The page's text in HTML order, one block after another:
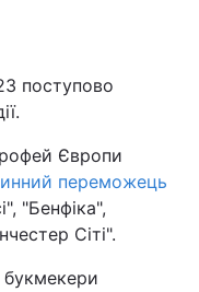
поступово
Європи
переможець
"Бенфіка",
Сіті".
букмекери